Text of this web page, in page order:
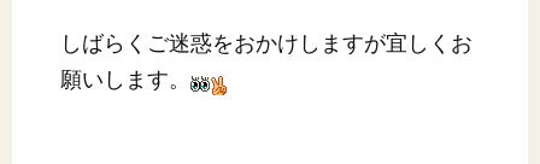
しばらくご迷惑をおかけしますが宜しくお
願いします。